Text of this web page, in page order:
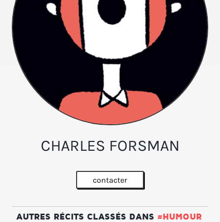
CHARLES FORSMAN
contacter
AUTRES RÉCITS CLASSÉS DANS #HUMOUR